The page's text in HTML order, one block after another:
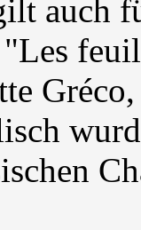
auch